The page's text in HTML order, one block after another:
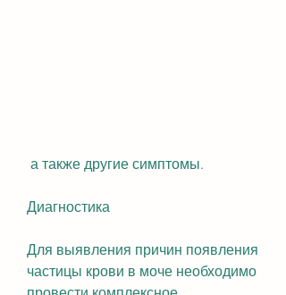
а также другие симптомы.
Диагностика
Для выявления причин появления
частицы крови в моче необходимо